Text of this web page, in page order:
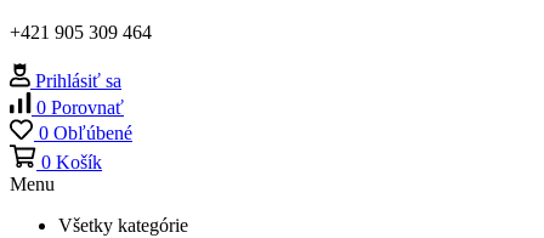
+421 905 309 464
Prihlásiť sa
0 Porovnať
0 Obľúbené
0 Košík
Menu
Všetky kategórie